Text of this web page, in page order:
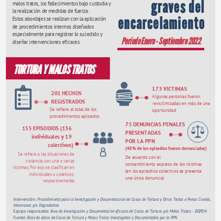
malos tratos, los fallecimientos bajo custodia y
la realización de medidas de fuerza.
Estos abordajes se realizan con la aplicación
de procedimientos internos diseñados
especialmente para registrar lo sucedido y
diseñar intervenciones eficaces.
graves del
encarcelamiento
Período Enero - Septiembre 2022
TORTURA Y MALOS TRATOS
173 VICTIMAS
Algunas personas fueron
revictimizadas en más de una
oportunidad
201 HECHOS
REGISTRADOS
Se refiere al total de los
procedimientos aplicados
75 DENUNCIAS PENALES
PRESENTADAS
POR LA PPN
(48% de los episodios fueron denunciados)
155 EPISODIOS (136
individuales y 19
colectivos)
Se refiere a las situaciones de
violencia con una o varias
víctimas. Por eso se clasifican en
individuales o coletivos,
respectivamente.
De acuerdo con el
consentimiento expreso de las víctimas
(en los episodios colectivos se presenta
una única denuncia)
Intervención: Procedimiento para la Investigación y Documentación de Casos de Tortura y Otros Tratos o Penas Crueles,
Inhumanas y/o Degradantes
Equipo responsable: Área de Investigación y Documentación eficaces de Casos de Tortura y/o Malos Tratos - DGPDH
Fuente: Base de datos de Casos de Tortura y Malos Tratos Investigados y Documentados por la PPN